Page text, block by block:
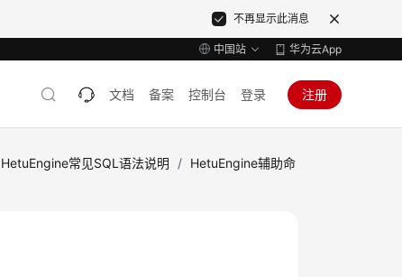
不再显示此消息
中国站 华为云App
文档 备案 控制台 登录 注册
HetuEngine常见SQL语法说明 / HetuEngine辅助命